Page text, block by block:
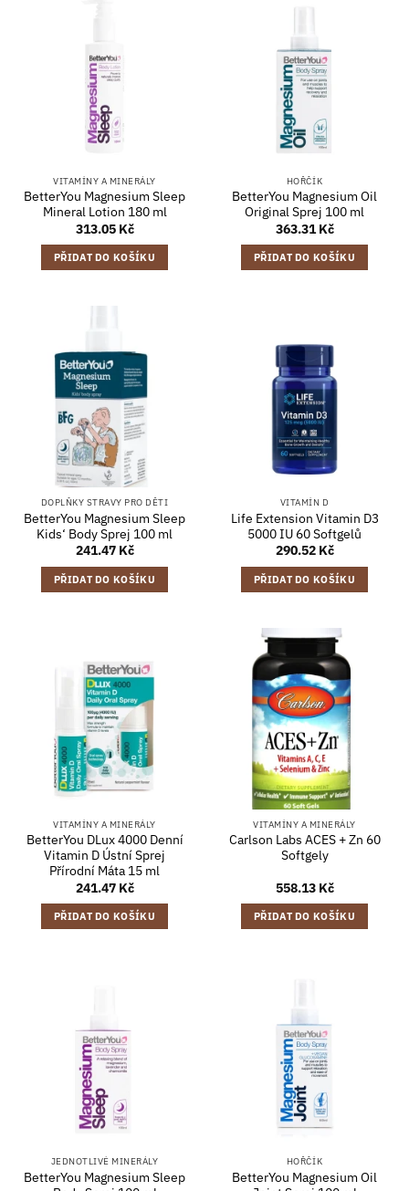
VITAMÍNY A MINERÁLY
BetterYou Magnesium Sleep
Mineral Lotion 180 ml
313.05 Kč
PŘIDAT DO KOŠÍKU
HOŘČÍK
BetterYou Magnesium Oil
Original Sprej 100 ml
363.31 Kč
PŘIDAT DO KOŠÍKU
DOPLŇKY STRAVY PRO DĚTI
BetterYou Magnesium Sleep
Kids‘ Body Sprej 100 ml
241.47 Kč
PŘIDAT DO KOŠÍKU
VITAMÍN D
Life Extension Vitamin D3
5000 IU 60 Softgelů
290.52 Kč
PŘIDAT DO KOŠÍKU
VITAMÍNY A MINERÁLY
BetterYou DLux 4000 Denní
Vitamin D Ústní Sprej
Přírodní Máta 15 ml
241.47 Kč
PŘIDAT DO KOŠÍKU
VITAMÍNY A MINERÁLY
Carlson Labs ACES + Zn 60
Softgely
558.13 Kč
PŘIDAT DO KOŠÍKU
JEDNOTLIVÉ MINERÁLY
BetterYou Magnesium Sleep
HOŘČÍK
BetterYou Magnesium Oil